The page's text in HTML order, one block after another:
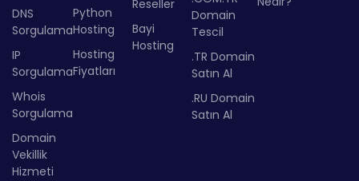
DNS
Sorgulama
IP
Sorgulama
Whois
Sorgulama
Domain
Vekillik
Hizmeti
Python
Hosting
Hosting
Fiyatları
Reseller
Bayi
Hosting
Domain
Tescil
.TR Domain
Satın Al
.RU Domain
Satın Al